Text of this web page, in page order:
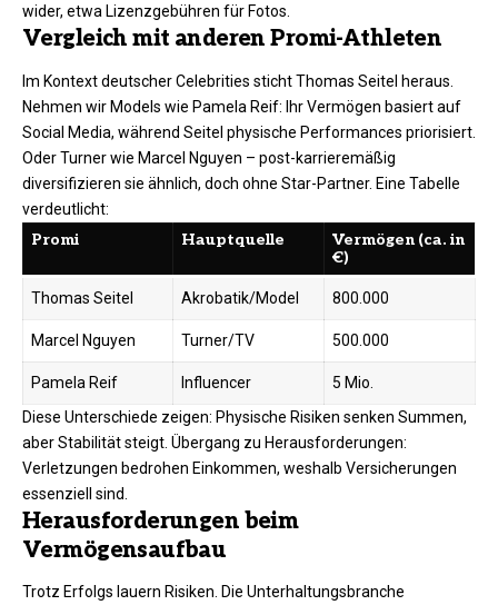
wider, etwa Lizenzgebühren für Fotos.
Vergleich mit anderen Promi-Athleten
Im Kontext deutscher Celebrities sticht Thomas Seitel heraus.
Nehmen wir Models wie Pamela Reif: Ihr Vermögen basiert auf
Social Media, während Seitel physische Performances priorisiert.
Oder Turner wie Marcel Nguyen – post-karrieremäßig
diversifizieren sie ähnlich, doch ohne Star-Partner. Eine Tabelle
verdeutlicht:
Promi Hauptquelle
Vermögen (ca. in
€)
Thomas Seitel Akrobatik/Model 800.000 ​
Marcel Nguyen Turner/TV 500.000
Pamela Reif Influencer
5 Mio.
Diese Unterschiede zeigen: Physische Risiken senken Summen,
aber Stabilität steigt. Übergang zu Herausforderungen:
Verletzungen bedrohen Einkommen, weshalb Versicherungen
essenziell sind.
Herausforderungen beim
Vermögensaufbau
Trotz Erfolgs lauern Risiken. Die Unterhaltungsbranche